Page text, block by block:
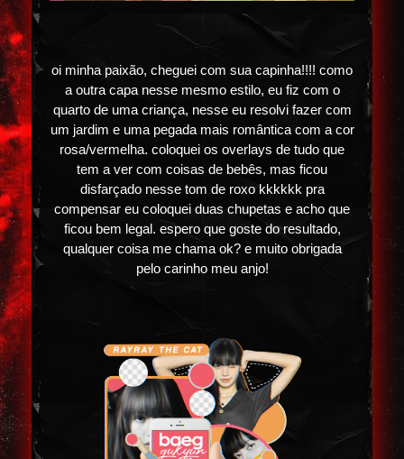
oi minha paixão, cheguei com sua capinha!!!! como
a outra capa nesse mesmo estilo, eu fiz com o
quarto de uma criança, nesse eu resolvi fazer com
um jardim e uma pegada mais romântica com a cor
rosa/vermelha. coloquei os overlays de tudo que
tem a ver com coisas de bebês, mas ficou
disfarçado nesse tom de roxo kkkkkk pra
compensar eu coloquei duas chupetas e acho que
ficou bem legal. espero que goste do resultado,
qualquer coisa me chama ok? e muito obrigada
pelo carinho meu anjo!